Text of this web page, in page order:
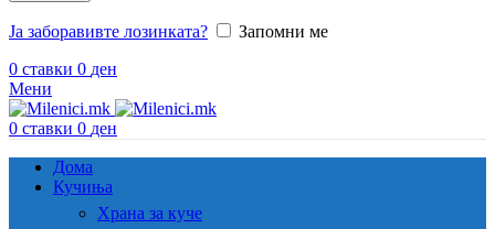
Ја заборавивте лозинката?
Запомни ме
0 ставки 0 ден
Мени
0 ставки 0 ден
Дома
Кучиња
Храна за куче